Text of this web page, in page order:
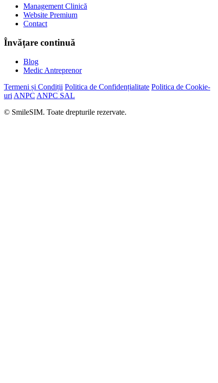
Management Clinică
Website Premium
Contact
Învățare continuă
Blog
Medic Antreprenor
Termeni și Condiții Politica de Confidențialitate Politica de Cookie-
uri ANPC ANPC SAL
© SmileSIM. Toate drepturile rezervate.